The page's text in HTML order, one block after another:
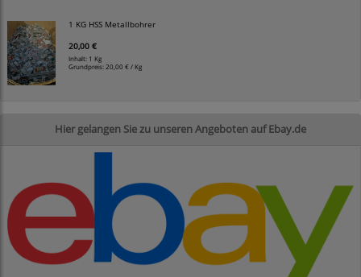
1 KG HSS Metallbohrer
20,00 €
Inhalt: 1 Kg
Grundpreis: 20,00 € / Kg
Hier gelangen Sie zu unseren Angeboten auf Ebay.de